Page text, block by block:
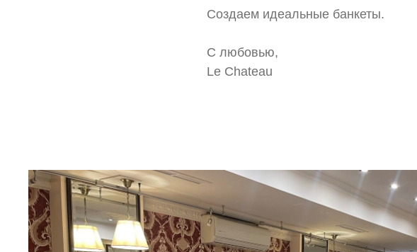
Создаем идеальные банкеты.
С любовью,
Le Chateau